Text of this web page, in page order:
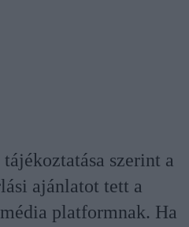
szerint a
ajánlatot tett a
platformnak. Ha